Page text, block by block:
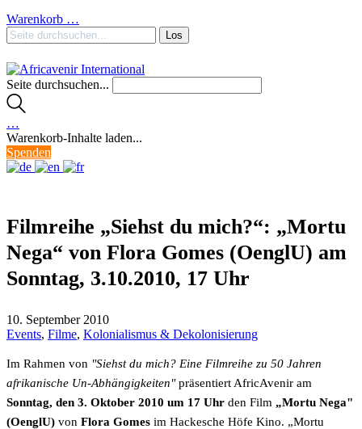
Warenkorb …
Seite durchsuchen...
…
Warenkorb-Inhalte laden...
Spenden
Filmreihe „Siehst du mich?“: „Mortu
Nega“ von Flora Gomes (OenglU) am
Sonntag, 3.10.2010, 17 Uhr
10. September 2010
Events, Filme, Kolonialismus & Dekolonisierung
Im Rahmen von "Siehst du mich? Eine Filmreihe zu 50 Jahren
afrikanische Un-Abhängigkeiten"präsentiert AfricAvenir am
Sonntag, den 3. Oktober 2010 um 17 Uhr den Film „Mortu Nega"
(OenglU) von Flora Gomes im Hackesche Höfe Kino. „Mortu